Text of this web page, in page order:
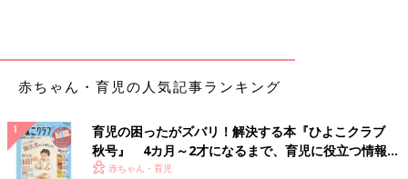
赤ちゃん・育児の人気記事ランキング
育児の困ったがズバリ！解決する本『ひよこクラブ
秋号』 4カ月～2才になるまで、育児に役立つ情報が
いっぱい！
赤ちゃん・育児